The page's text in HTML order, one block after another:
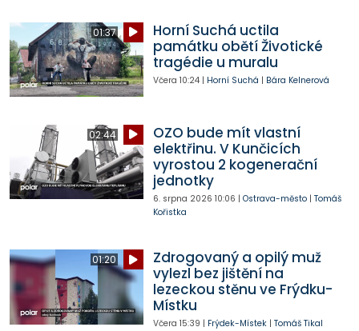
01:37
Horní Suchá uctila
památku obětí Životické
tragédie u muralu
Včera 10:24| Horní Suchá | Bára Kelnerová
02:44
OZO bude mít vlastní
elektřinu. V Kunčicích
vyrostou 2 kogenerační
jednotky
6. srpna 2026 10:06 | Ostrava-město| Tomáš
Kořistka
01:20
Zdrogovaný a opilý muž
vylezl bez jištění na
lezeckou stěnu ve Frýdku-
Místku
Včera 15:39 | Frýdek-Místek| Tomáš Tikal